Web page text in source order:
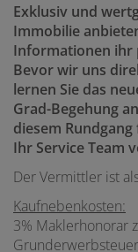
Exklusiv und
Immobilie
Informationen ihr
Bevor wir uns
lernen Sie das
Grad-Begehung
diesem
Ihr Service Team
Der Vermittler ist
Kaufnebenkosten:
3% Maklerhonorar